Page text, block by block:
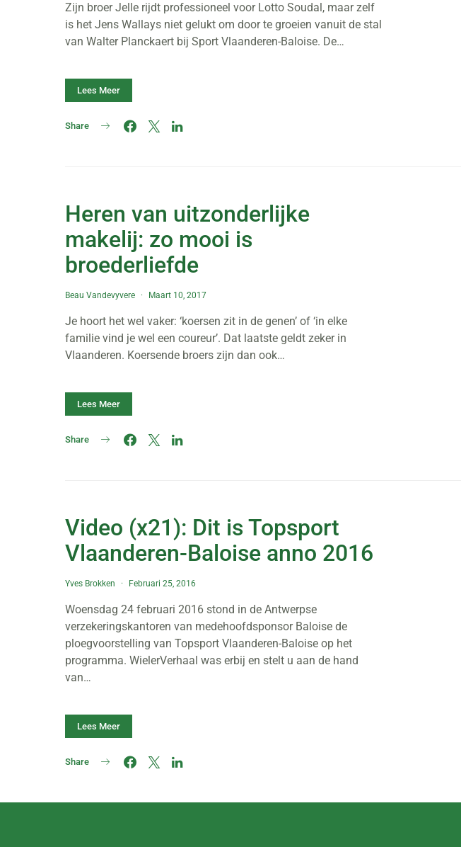
Zijn broer Jelle rijdt professioneel voor Lotto Soudal, maar zelf
is het Jens Wallays niet gelukt om door te groeien vanuit de stal
van Walter Planckaert bij Sport Vlaanderen-Baloise. De…
Lees Meer
Share
Heren van uitzonderlijke
makelij: zo mooi is
broederliefde
Beau Vandevyvere Maart 10, 2017
Je hoort het wel vaker: ‘koersen zit in de genen’ of ‘in elke
familie vind je wel een coureur’. Dat laatste geldt zeker in
Vlaanderen. Koersende broers zijn dan ook…
Lees Meer
Share
Video (x21): Dit is Topsport
Vlaanderen-Baloise anno 2016
Yves Brokken Februari 25, 2016
Woensdag 24 februari 2016 stond in de Antwerpse
verzekeringskantoren van medehoofdsponsor Baloise de
ploegvoorstelling van Topsport Vlaanderen-Baloise op het
programma. WielerVerhaal was erbij en stelt u aan de hand
van…
Lees Meer
Share